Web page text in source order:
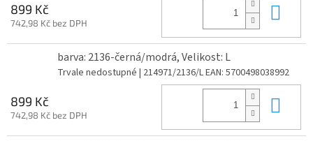
899 Kč
742,98 Kč bez DPH
barva: 2136-černá/modrá, Velikost: L
Trvale nedostupné | 214971/2136/LEAN: 5700498038992
899 Kč
742,98 Kč bez DPH